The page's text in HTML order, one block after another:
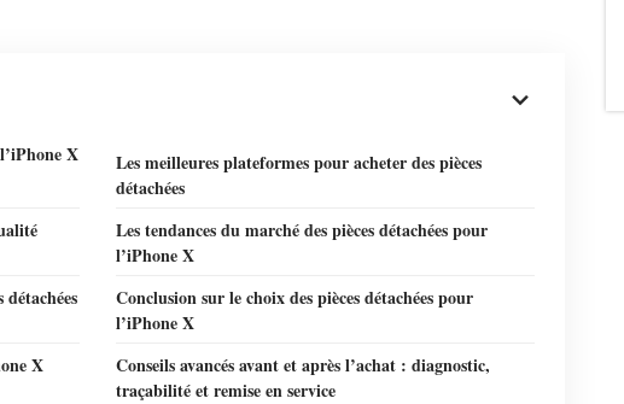
X
Les meilleures plateformes pour acheter des pièces
détachées
Les tendances du marché des pièces détachées pour
l’iPhone X
Conclusion sur le choix des pièces détachées pour
l’iPhone X
X
Conseils avancés avant et après l’achat : diagnostic,
traçabilité et remise en service